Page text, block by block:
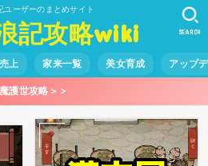
ユーザーのまとめサイト
記攻略wiki
売上 家来一覧 美女育成 アップ
SEARCH
護世攻略＞＞